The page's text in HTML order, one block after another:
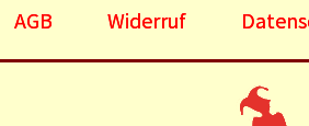
AGB Widerruf